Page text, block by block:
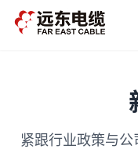
跳到主内容
紧跟行业政策与